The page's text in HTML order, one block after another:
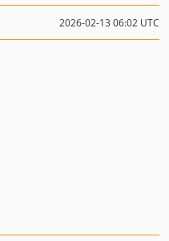
2026-02-13 06:02 UTC